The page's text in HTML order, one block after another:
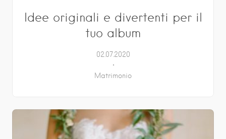
Idee originali e divertenti per il
tuo album
02.07.2020
Matrimonio